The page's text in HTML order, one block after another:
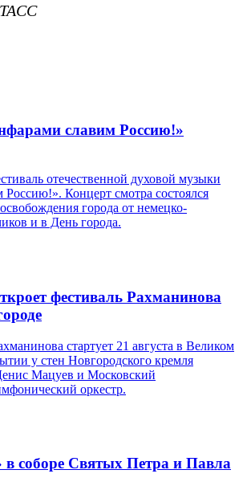
славим Россию!»
отечественной духовой музыки
Концерт смотра состоялся
города от немецко-
и в День города.
фестиваль Рахманинова
стартует 21 августа в Великом
у стен Новгородского кремля
Мацуев и Московский
оркестр.
в соборе Святых Петра и Павла